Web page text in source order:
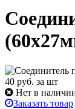
40 руб. за шт
Нет в
Заказать товар